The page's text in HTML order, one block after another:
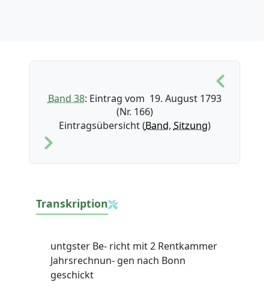
Band 38: Eintrag vom 19. August 1793
(Nr. 166)
Eintragsübersicht (Band, Sitzung)
Transkription
untgster Be- richt mit 2 Rentkammer
Jahrsrechnun- gen nach Bonn
geschickt